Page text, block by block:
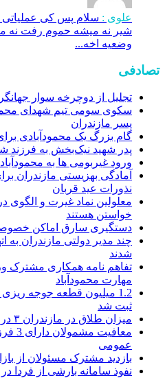
علوی : سلام پس کی
شیر نه میشه حموم رفت نه
وضعیه اخه...
تصادفی
تجلیل از دوچرخه سوار
سکوی سومی تیم شهدای
پسر مازندران
گام بزرگ یک محمودآبادی
پدر شهید نیک‌بخش به
ورود غیربومی ها به
آمادگی بهزیستی مازندران
نذورات عید قربان
معلولین نماد غیرت و
خواستن هستند
دستگیری سارق اماکن
چند مدیر دولتی مازندران به
شدند
تفاهم نامه همکاری مشترک
مهارت محمودآباد
1.2 میلیون قطعه جوجه
ثبت شد
میزان طلاق در مازندران ۳ درصد کاهش یافت
عمومی
بازدید مشترک مسئولان از
نفوذ سامانه بارشی از فردا